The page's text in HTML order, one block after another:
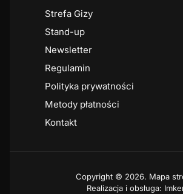
Strefa Gizy
Stand-up
Newsletter
Regulamin
Polityka prywatności
Metody płatności
Kontakt
Copyright © 2026. Mapa
Realizacja i obsługa: